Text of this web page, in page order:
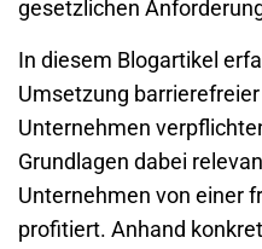
gesetzlichen
In diesem Blogartikel
Umsetzung
Unternehmen
Grundlagen dabei
Unternehmen von einer
profitiert. Anhand